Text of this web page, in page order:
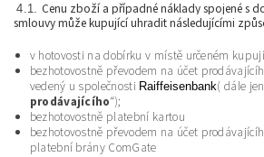
4.1. Cenu zboží a případné náklady spojené s
smlouvy může kupující uhradit následujícími
v hotovosti na dobírku v místě určeném
bezhotovostně převodem na účet
vedený u společnosti Raiffeisenbank( dále
prodávajícího“);
bezhotovostně platební kartou
bezhotovostně převodem na účet
platební brány ComGate